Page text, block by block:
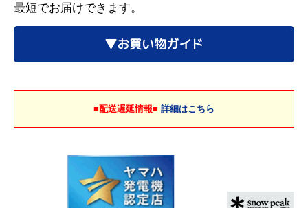
最短でお届けできます。
▼お買い物ガイド
■配送遅延情報■ 詳細はこちら